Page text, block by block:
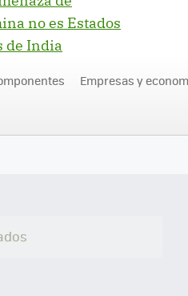
no es Estados
de India
Empresas y